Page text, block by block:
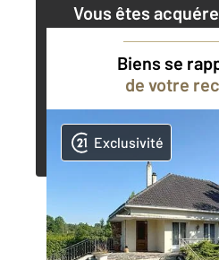
Vous êtes
Contacter
Demander une
Biens se
de votre
Exclusivité